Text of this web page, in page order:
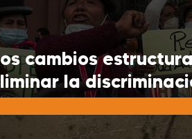
cambios
la